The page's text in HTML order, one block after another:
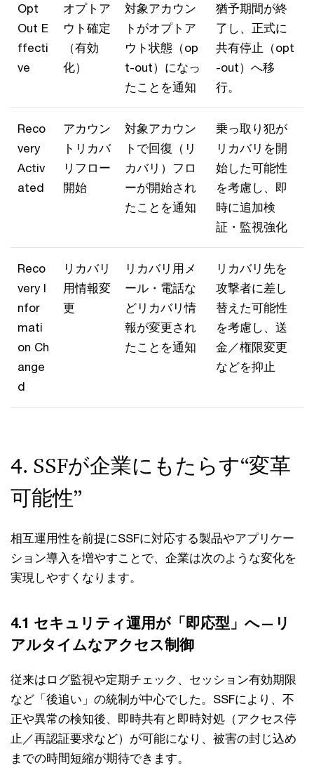
Opt
Out E
ffecti
ve
オプトア
ウト確定
（有効
化）
対象アカウン
トがオプトア
ウト状態（op
t-out）になっ
たことを通知
猶予期間が終
了し、正式に
共有停止（opt
-out）へ移
行。
Reco
very
Activ
ated
アカウン
トリカバ
リフロー
開始
対象アカウン
トで回復（リ
カバリ）フロ
ーが開始され
たことを通知
乗っ取り犯が
リカバリを開
始した可能性
を考慮し、即
時に追加検
証・監視強化
Reco
very I
nfor
mati
on Ch
ange
d
リカバリ
用情報変
更
リカバリ用メ
ール・電話な
どリカバリ情
報が変更され
たことを通知
リカバリ先を
攻撃者に差し
替えた可能性
を考慮し、送
金／権限変更
などを抑止
4. SSFが企業にもたらす“変革
可能性”
相互運用性を前提にSSFに対応する製品やアプリケー
ション導入を増やすことで、企業は次のような変化を
実現しやすくなります。
4.1 セキュリティ運用が「即応型」へ—リ
アルタイムなアクセス制御
従来はログ監視や定期チェック、セッション有効期限
など「後追い」の統制が中心でした。SSFにより、不
正や異常の検知後、即時共有と即時対処（アクセス停
止／再認証要求など）が可能になり、被害の封じ込め
までの時間短縮が期待できます。